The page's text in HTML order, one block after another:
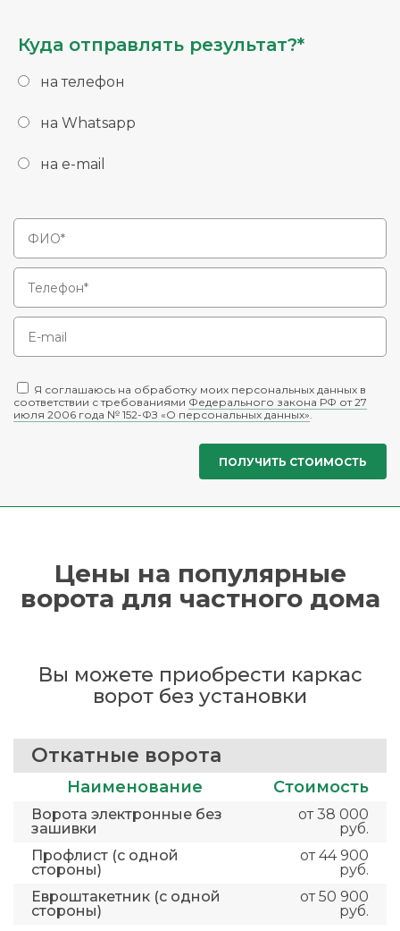
Куда отправлять результат?*
на телефон
на Whatsapp
на e-mail
Я соглашаюсь на обработку моих персональных данных в
соответствии с требованиями Федерального закона РФ от 27
июля 2006 года № 152-ФЗ «О персональных данных».
Цены на популярные
ворота для частного дома
Вы можете приобрести каркас
ворот без установки
Откатные ворота
Наименование Стоимость
Ворота электронные без
зашивки
от 38 000
руб.
Профлист (с одной
стороны)
от 44 900
руб.
Евроштакетник (с одной
стороны)
от 50 900
руб.